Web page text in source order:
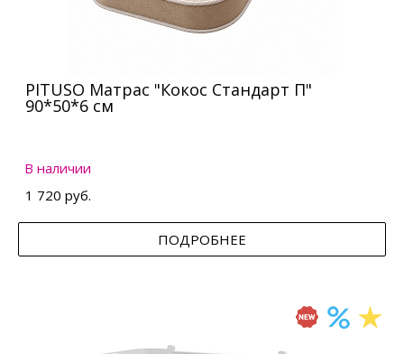
PITUSO Матрас "Кокос Стандарт П"
90*50*6 см
В наличии
1 720 руб.
ПОДРОБНЕЕ